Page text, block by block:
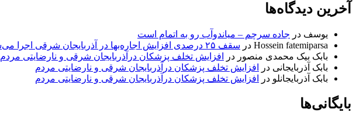
آخرین دیدگاه‌ها
یوسف در جاده سرچم – میاندوآب رو به اتمام است
Hossein fatemiparsa در سقف ۲۵ درصدی افزایش اجاره‌بها در آذربایجان شرقی اجرا می‌شود
بابک بیک محمدی منصور در
افزایش تخلف پزشکان درآذربایجان شرقی و نارضایتی مردم
بابک آذربایجانی در
افزایش تخلف پزشکان درآذربایجان شرقی و نارضایتی مردم
بابک آذربایجانلو در افزایش تخلف پزشکان درآذربایجان شرقی و نارضایتی مردم
بایگانی‌ها